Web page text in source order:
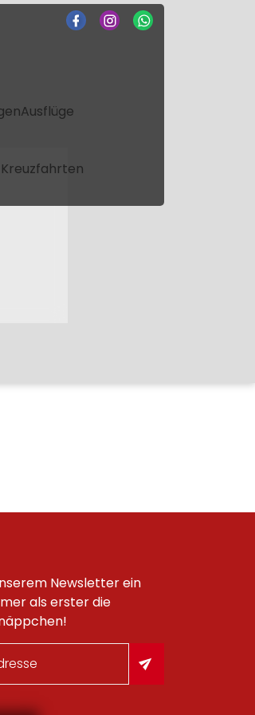
Ausflüge
Newsletter ein
als erster die